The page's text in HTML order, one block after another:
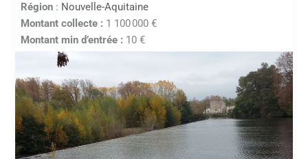
Région : Nouvelle-Aquitaine
Montant collecte : 1 100 000 €
Montant min d’entrée : 10 €